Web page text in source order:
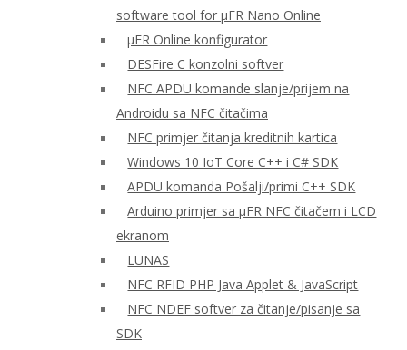
software tool for μFR Nano Online
μFR Online konfigurator
DESFire C konzolni softver
NFC APDU komande slanje/prijem na
Androidu sa NFC čitačima
NFC primjer čitanja kreditnih kartica
Windows 10 IoT Core C++ i C# SDK
APDU komanda Pošalji/primi C++ SDK
Arduino primjer sa μFR NFC čitačem i LCD
ekranom
LUNAS
NFC RFID PHP Java Applet & JavaScript
NFC NDEF softver za čitanje/pisanje sa
SDK